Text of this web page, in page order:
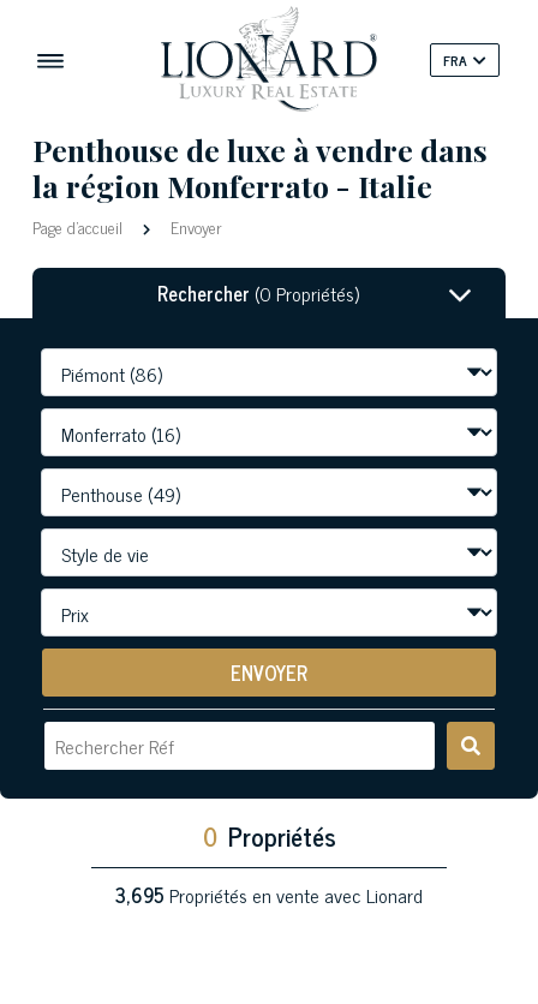
FRA
Penthouse de luxe à vendre dans
la région Monferrato - Italie
Page d'accueil Envoyer
Rechercher (0 Propriétés)
ENVOYER
0 Propriétés
3,695Propriétés en vente avec Lionard